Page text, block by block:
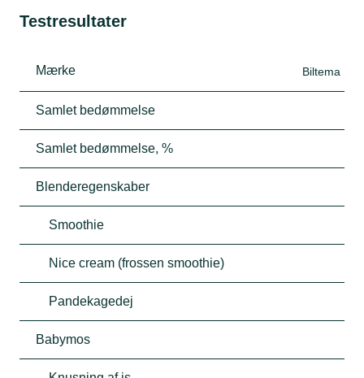
Testresultater
Mærke Biltema
Samlet bedømmelse
Samlet bedømmelse, %
Blenderegenskaber
Smoothie
Nice cream (frossen smoothie)
Pandekagedej
Babymos